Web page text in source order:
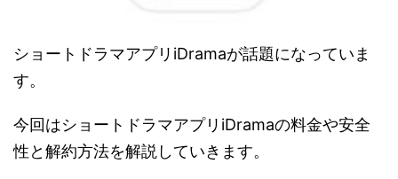
ショートドラマアプリiDramaが話題になっていま
す。
今回はショートドラマアプリiDramaの料金や安全
性と解約方法を解説していきます。